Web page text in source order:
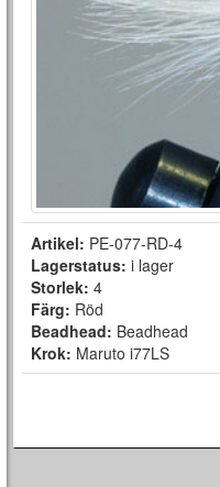
Artikel: PE-077-RD-4
Lagerstatus: i lager
Storlek: 4
Färg: Röd
Beadhead: Beadhead
Krok: Maruto i77LS